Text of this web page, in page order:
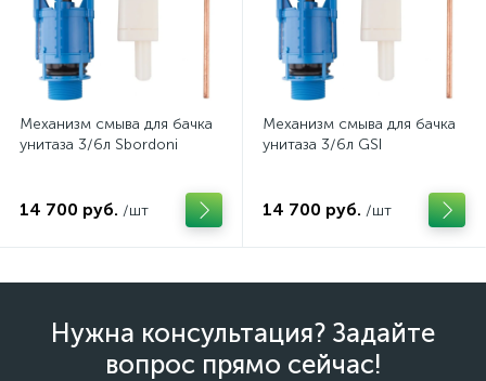
Механизм смыва для бачка
унитаза 3/6л Sbordoni
14 700 руб. /шт
Механизм смыва для бачка
унитаза 3/6л GSI
14 700 руб. /шт
Нужна консультация? Задайте
вопрос прямо сейчас!